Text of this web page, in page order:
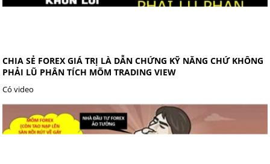
CHIA SẺ FOREX GIÁ TRỊ LÀ DẪN CHỨNG KỸ NĂNG CHỨ KHÔNG
PHẢI LŨ PHÂN TÍCH MÕM TRADING VIEW
Có video